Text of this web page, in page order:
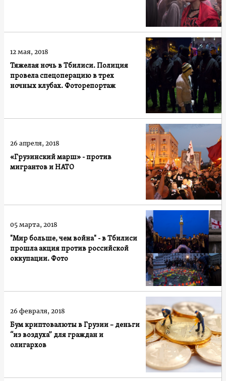
Тяжелая ночь в Тбилиси. Полиция
провела спецоперацию в трех
ночных клубах. Фоторепортаж
12 мая, 2018
«Грузинский марш» - против
мигрантов и НАТО
26 апреля, 2018
"Мир больше, чем война" - в Тбилиси
прошла акция против российской
оккупации. Фото
05 марта, 2018
Бум криптовалюты в Грузии – деньги
“из воздуха” для граждан и
олигархов
26 февраля, 2018